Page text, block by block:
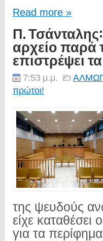
Read more »
Π.
αρχείο παρά
επιστρέψει
7:53 μ.μ.
πρώτοι!
της ψευδούς
είχε καταθέσει
για τα